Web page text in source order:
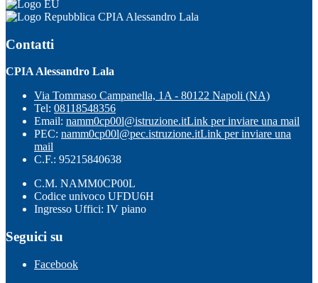
CPIA Alessandro Lala
Contatti
CPIA Alessandro Lala
Via Tommaso Campanella, 1A - 80122 Napoli (NA)
Tel: 08118548356
Email: namm0cp00l@istruzione.itLink per inviare una mail
PEC: namm0cp00l@pec.istruzione.itLink per inviare una
mail
C.F.: 95215840638
C.M. NAMM0CP00L
Codice univoco UFDU6H
Ingresso Uffici: IV piano
Seguici su
Facebook